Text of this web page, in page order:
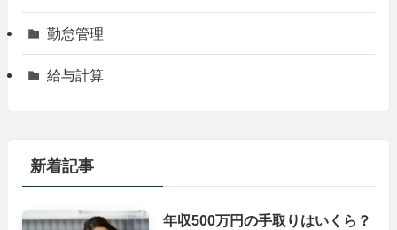
勤怠管理
給与計算
新着記事
年収500万円の手取りはいくら？